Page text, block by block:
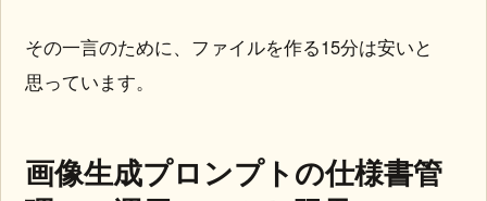
その一言のために、ファイルを作る15分は安いと
思っています。
画像生成プロンプトの仕様書管